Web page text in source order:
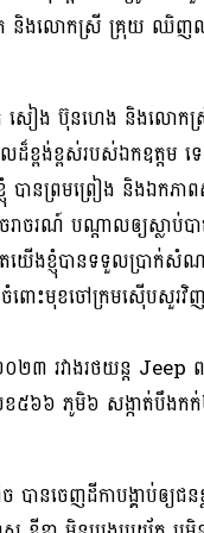
និងលោកស្រី គ្រុយ ឈិញល
ោក សៀង ប៊ុនហេង និងល
ពង់ខ្ពស់របស់ឯកឧត្តម ទេ
ងខ្ញុំ បានព្រមព្រៀង និងឯ
រាចរណ៍ បណ្តាលឲ្យស្លាប់ប
ើងខ្ញុំបានទទួលប្រាក់សំ
ោះមុខចៅក្រមស៊ើបសួរវិញ
២៣ រវាងរថយន្ត Jeep
េខ៥៦៦ ភូមិ៦ សង្កាត់បឹ
ចេញដីកាបង្គាប់ឲ្យជនខ្